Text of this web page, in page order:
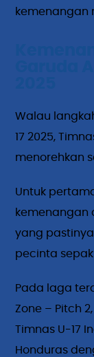
kemenangan
Walau
17 2025,
menorehkan
Untuk
kemenangan
yang
pecinta
Pada laga
Zone – Pitch
Timnas U-17
Honduras